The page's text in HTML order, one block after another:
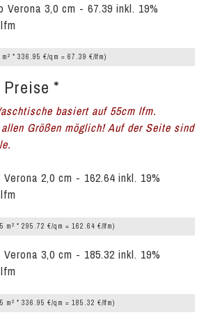
Verona 3,0 cm - 67.39 inkl. 19%
2 * 336.95 €/qm = 67.39 €/lfm)
*
basiert auf 55cm lfm.
Größen möglich! Auf der Seite sind
2,0 cm - 162.64 inkl. 19%
m2 * 295.72 €/qm = 162.64 €/lfm)
3,0 cm - 185.32 inkl. 19%
m2 * 336.95 €/qm = 185.32 €/lfm)